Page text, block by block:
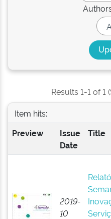
Results 1-1 of 1
Item hits:
Preview
Issue
Date
Title
2019-
10